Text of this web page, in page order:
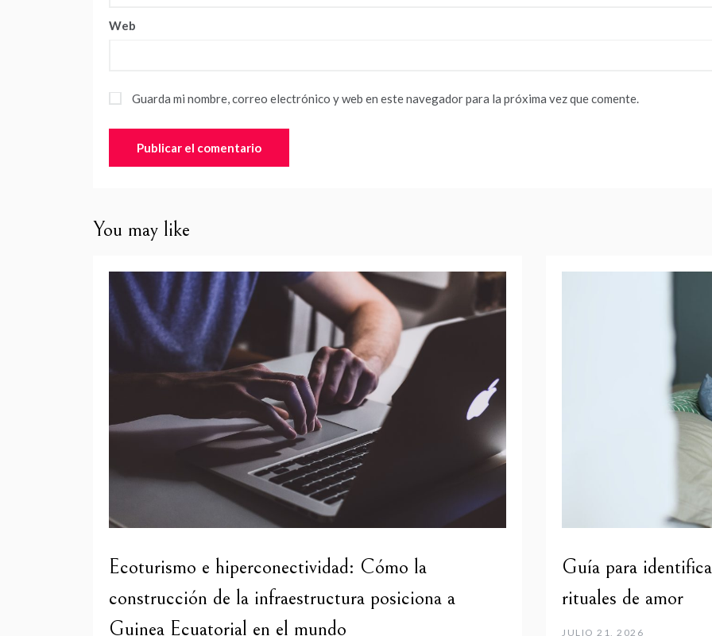
Web
Guarda mi nombre, correo electrónico y web en este navegador para la próxima vez que comente.
You may like
Ecoturismo e hiperconectividad: Cómo la
construcción de la infraestructura posiciona a
Guinea Ecuatorial en el mundo
Guía para
rituales de amor
JULIO 21, 2026